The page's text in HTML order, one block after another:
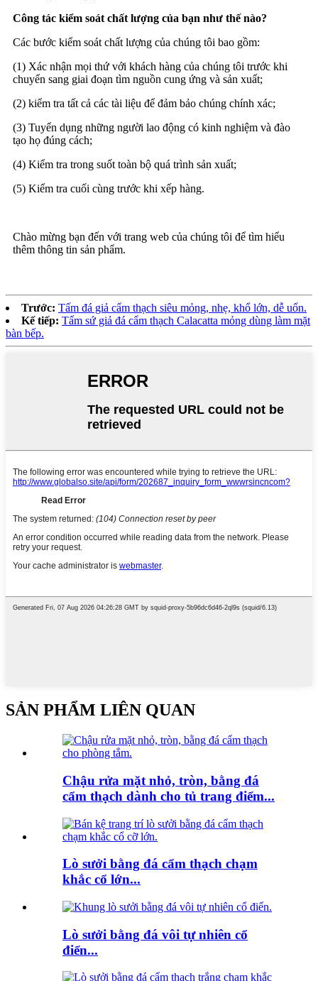
Công tác kiểm soát chất lượng của bạn như thế nào?
Các bước kiểm soát chất lượng của chúng tôi bao gồm:
(1) Xác nhận mọi thứ với khách hàng của chúng tôi trước khi
chuyển sang giai đoạn tìm nguồn cung ứng và sản xuất;
(2) kiểm tra tất cả các tài liệu để đảm bảo chúng chính xác;
(3) Tuyển dụng những người lao động có kinh nghiệm và đào
tạo họ đúng cách;
(4) Kiểm tra trong suốt toàn bộ quá trình sản xuất;
(5) Kiểm tra cuối cùng trước khi xếp hàng.
Chào mừng bạn đến với trang web của chúng tôi để tìm hiểu
thêm thông tin sản phẩm.
Trước: Tấm đá giả cẩm thạch siêu mỏng, nhẹ, khổ lớn, dễ uốn.
Kế tiếp: Tấm sứ giả đá cẩm thạch Calacatta mỏng dùng làm mặt
bàn bếp.
SẢN PHẨM LIÊN QUAN
Chậu rửa mặt nhỏ, tròn, bằng đá
cẩm thạch dành cho tủ trang điểm...
Lò sưởi bằng đá cẩm thạch chạm
khắc cổ lớn...
Lò sưởi bằng đá vôi tự nhiên cổ
điển...